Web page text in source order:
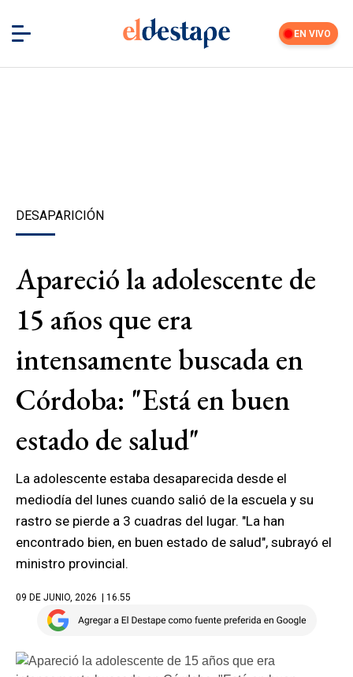
EN VIVO
DESAPARICIÓN
Apareció la adolescente de
15 años que era
intensamente buscada en
Córdoba: "Está en buen
estado de salud"
La adolescente estaba desaparecida desde el
mediodía del lunes cuando salió de la escuela y su
rastro se pierde a 3 cuadras del lugar. "La han
encontrado bien, en buen estado de salud", subrayó el
ministro provincial.
09 DE JUNIO, 2026 | 16.55